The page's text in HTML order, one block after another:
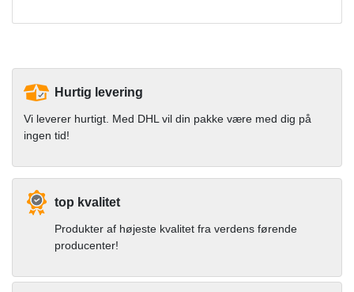
Hurtig levering
Vi leverer hurtigt. Med DHL vil din pakke være med dig på
ingen tid!
top kvalitet
Produkter af højeste kvalitet fra verdens førende
producenter!